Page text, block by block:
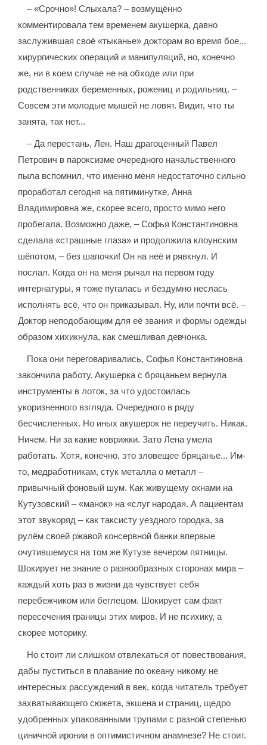
– «Срочно»! Слыхала? – возмущённо
комментировала тем временем акушерка, давно
заслужившая своё «тыканье» докторам во время бое...
хирургических операций и манипуляций, но, конечно
же, ни в коем случае не на обходе или при
родственниках беременных, рожениц и родильниц. –
Совсем эти молодые мышей не ловят. Видит, что ты
занята, так нет...
– Да перестань, Лен. Наш драгоценный Павел
Петрович в пароксизме очередного начальственного
пыла вспомнил, что именно меня недостаточно сильно
проработал сегодня на пятиминутке. Анна
Владимировна же, скорее всего, просто мимо него
пробегала. Возможно даже, – Софья Константиновна
сделала «страшные глаза» и продолжила клоунским
шёпотом, – без шапочки! Он на неё и рявкнул. И
послал. Когда он на меня рычал на первом году
интернатуры, я тоже пугалась и бездумно неслась
исполнять всё, что он приказывал. Ну, или почти всё. –
Доктор неподобающим для её звания и формы одежды
образом хихикнула, как смешливая девчонка.
Пока они переговаривались, Софья Константиновна
закончила работу. Акушерка с бряцаньем вернула
инструменты в лоток, за что удостоилась
укоризненного взгляда. Очередного в ряду
бесчисленных. Но иных акушерок не переучить. Никак.
Ничем. Ни за какие коврижки. Зато Лена умела
работать. Хотя, конечно, это зловещее бряцанье... Им-
то, медработникам, стук металла о металл –
привычный фоновый шум. Как живущему окнами на
Кутузовский – «манок» на «слуг народа». А пациентам
этот звукоряд – как таксисту уездного городка, за
рулём своей ржавой консервной банки впервые
очутившемуся на том же Кутузе вечером пятницы.
Шокирует не знание о разнообразных сторонах мира –
каждый хоть раз в жизни да чувствует себя
перебежчиком или беглецом. Шокирует сам факт
пересечения границы этих миров. И не психику, а
скорее моторику.
Но стоит ли слишком отвлекаться от повествования,
дабы пуститься в плавание по океану никому не
интересных рассуждений в век, когда читатель требует
захватывающего сюжета, экшена и страниц, щедро
удобренных упакованными трупами с разной степенью
циничной иронии в оптимистичном анамнезе? Не стоит.